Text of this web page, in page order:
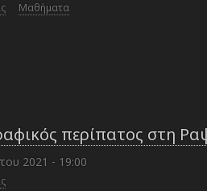
Μαθήματα
περίπατος στη
2021 - 19:00